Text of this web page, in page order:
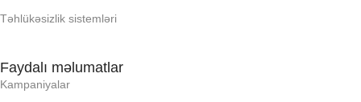
Təhlükəsizlik sistemləri
Faydalı məlumatlar
Kampaniyalar